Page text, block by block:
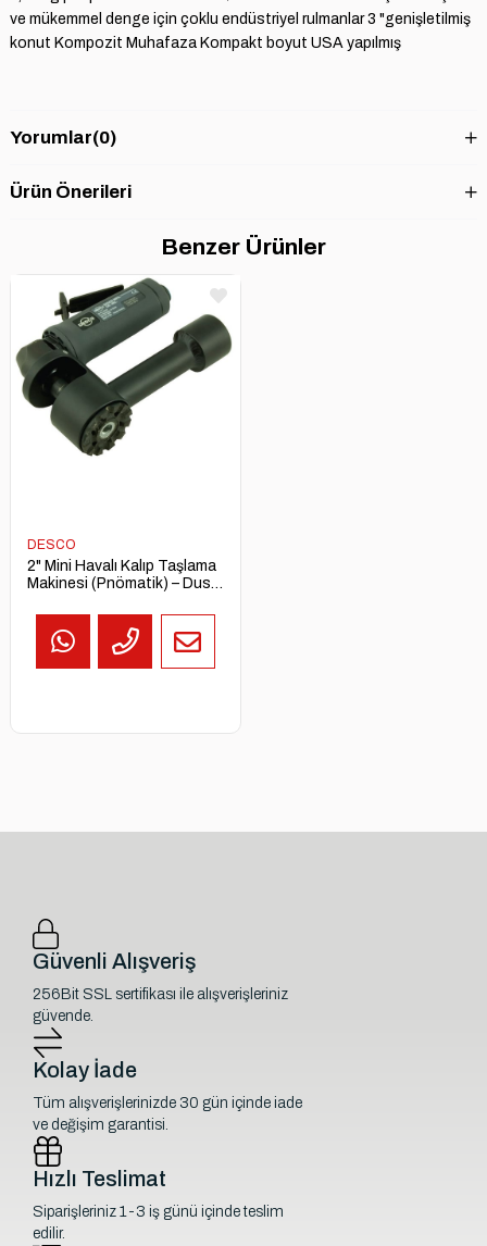
ve mükemmel denge için çoklu endüstriyel rulmanlar 3 "genişletilmiş
konut Kompozit Muhafaza Kompakt boyut USA yapılmış
Yorumlar(0)
Ürün Önerileri
Benzer Ürünler
DESCO
2" Mini Havalı Kalıp Taşlama
Makinesi (Pnömatik) – Dust
Güvenli Alışveriş
256Bit SSL sertifikası ile alışverişleriniz
güvende.
Kolay İade
Tüm alışverişlerinizde 30 gün içinde iade
ve değişim garantisi.
Hızlı Teslimat
Siparişleriniz 1-3 iş günü içinde teslim
edilir.